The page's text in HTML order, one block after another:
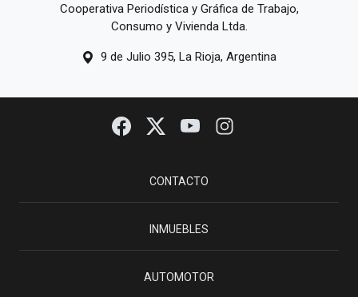
Cooperativa Periodística y Gráfica de Trabajo,
Consumo y Vivienda Ltda.
9 de Julio 395, La Rioja, Argentina
CONTACTO
INMUEBLES
AUTOMOTOR